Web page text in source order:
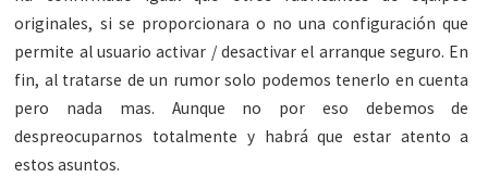
originales, si se proporcionara o no una configuración que
permite al usuario activar / desactivar el arranque seguro. En
fin, al tratarse de un rumor solo podemos tenerlo en cuenta
pero nada mas. Aunque no por eso debemos de
despreocuparnos totalmente y habrá que estar atento a
estos asuntos.